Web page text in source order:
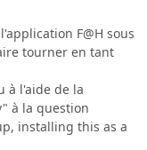
F@H sous
tourner en tant
à l'aide de la
à la question
installing this as a